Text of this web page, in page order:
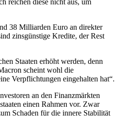
reichen diese nicht aus, um
38 Milliarden Euro an direkter
zinsgünstige Kredite, der Rest
Staaten erhöht werden, denn
scheint wohl die
Verpflichtungen eingehalten hat“.
an den Finanzmärkten
einen Rahmen vor. Zwar
Schaden für die innere Stabilität